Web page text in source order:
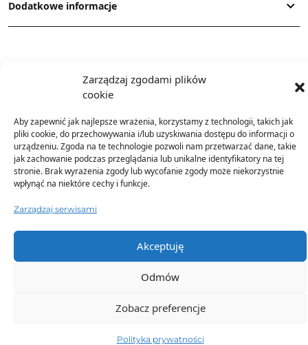
Zarządzaj zgodami plików
cookie
Aby zapewnić jak najlepsze wrażenia, korzystamy z technologii, takich jak
pliki cookie, do przechowywania i/lub uzyskiwania dostępu do informacji o
urządzeniu. Zgoda na te technologie pozwoli nam przetwarzać dane, takie
jak zachowanie podczas przeglądania lub unikalne identyfikatory na tej
stronie. Brak wyrażenia zgody lub wycofanie zgody może niekorzystnie
wpłynąć na niektóre cechy i funkcje.
Zarządzaj serwisami
Akceptuję
Odmów
Zobacz preferencje
Polityka prywatności
Dodatkowe informacje
TO SIĘ TERAZ SPRZEDAJE